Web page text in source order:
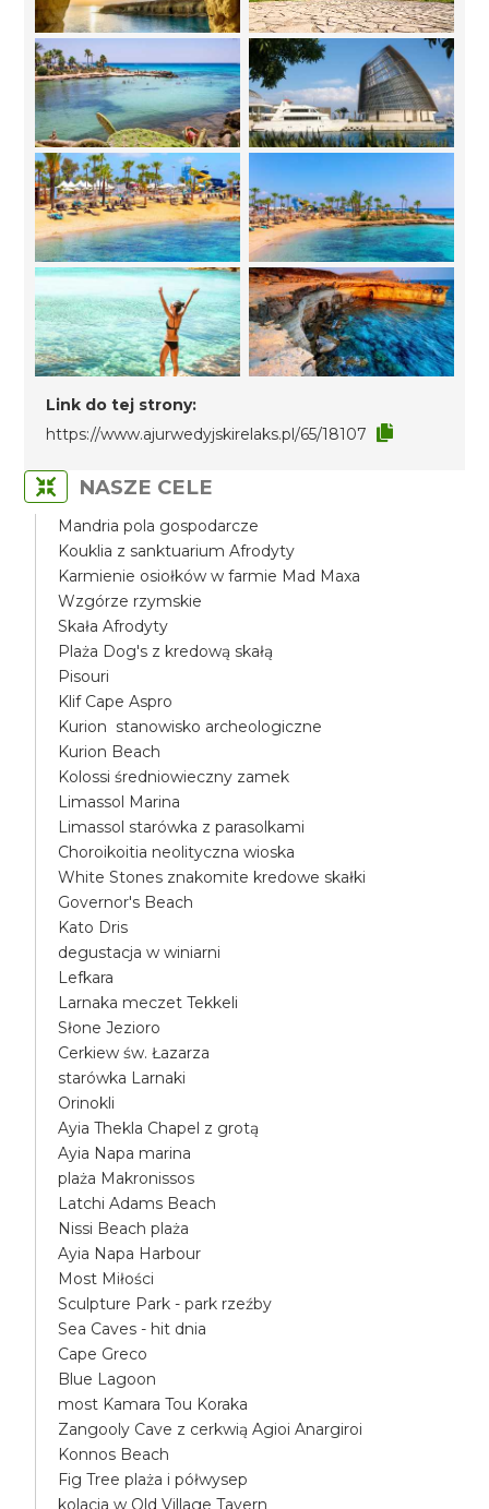
Link do tej strony:
https://www.ajurwedyjskirelaks.pl/65/18107
NASZE CELE
Mandria pola gospodarcze
Kouklia z sanktuarium Afrodyty
Karmienie osiołków w farmie Mad Maxa
Wzgórze rzymskie
Skała Afrodyty
Plaża Dog's z kredową skałą
Pisouri
Klif Cape Aspro
Kurion stanowisko archeologiczne
Kurion Beach
Kolossi średniowieczny zamek
Limassol Marina
Limassol starówka z parasolkami
Choroikoitia neolityczna wioska
White Stones znakomite kredowe skałki
Governor's Beach
Kato Dris
degustacja w winiarni
Lefkara
Larnaka meczet Tekkeli
Słone Jezioro
Cerkiew św. Łazarza
starówka Larnaki
Orinokli
Ayia Thekla Chapel z grotą
Ayia Napa marina
plaża Makronissos
Latchi Adams Beach
Nissi Beach plaża
Ayia Napa Harbour
Most Miłości
Sculpture Park - park rzeźby
Sea Caves - hit dnia
Cape Greco
Blue Lagoon
most Kamara Tou Koraka
Zangooly Cave z cerkwią Agioi Anargiroi
Konnos Beach
Fig Tree plaża i półwysep
kolacja w Old Village Tavern